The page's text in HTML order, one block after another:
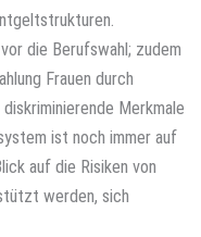
die Berufswahl; zudem
Frauen durch
Merkmale
ist noch immer auf
auf die Risiken von
werden, sich